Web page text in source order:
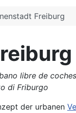
Freiburg
libre de
di Friburgo
der urbanen